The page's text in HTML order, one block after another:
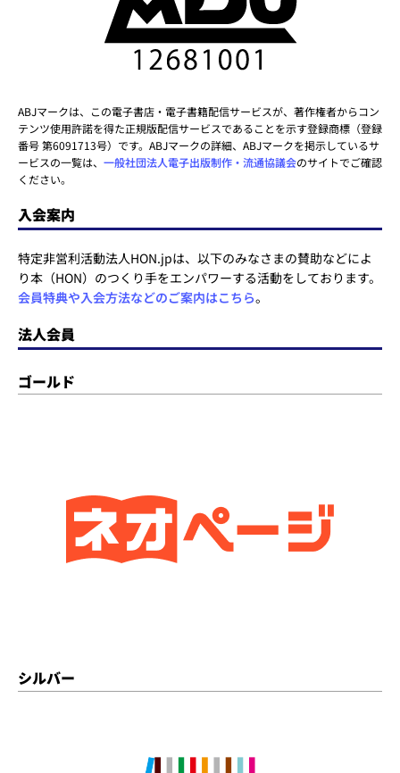
ABJマークは、この電子書店・電子書籍配信サービスが、著作権者からコン
テンツ使用許諾を得た正規版配信サービスであることを示す登録商標（登録
番号 第6091713号）です。ABJマークの詳細、ABJマークを掲示しているサ
ービスの一覧は、 一般社団法人電子出版制作・流通協議会のサイトでご確認
ください。
入会案内
特定非営利活動法人HON.jpは、以下のみなさまの賛助などによ
り本（HON）のつくり手をエンパワーする活動をしております。
会員特典や入会方法などのご案内はこちら。
法人会員
ゴールド
シルバー